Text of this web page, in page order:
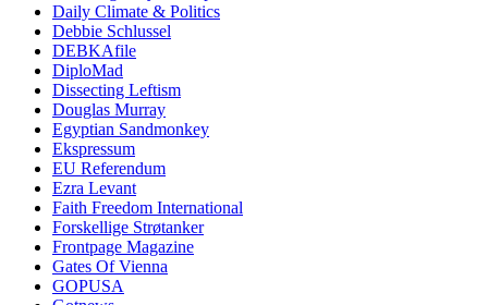
Daily Climate & Politics
Debbie Schlussel
DEBKAfile
DiploMad
Dissecting Leftism
Douglas Murray
Egyptian Sandmonkey
Ekspressum
EU Referendum
Ezra Levant
Faith Freedom International
Forskellige Strøtanker
Frontpage Magazine
Gates Of Vienna
GOPUSA